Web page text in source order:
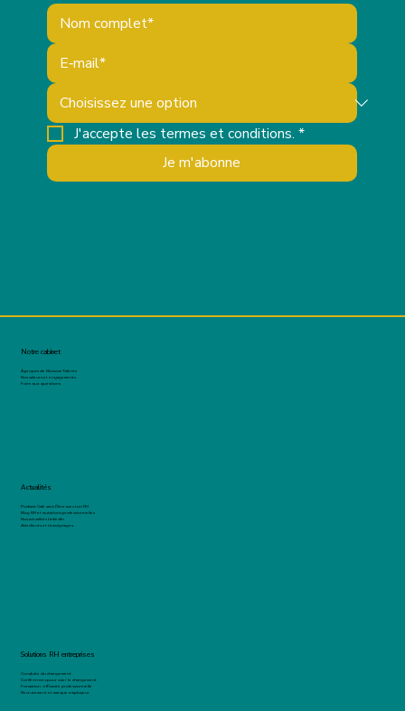
J'accepte les termes et conditions. *
Je m'abonne
Notre cabinet
À propos de Blossom Talents
Nos valeurs et engagements
Foire aux questions
Solutions RH entreprises
Conduite du changement
Conférences pour oser le changement
Formation : efficacité professionnelle
Recrutement et marque employeur
Actualités
Podcast Café sans filtre avec ton RH
Blog RH et mutations professionnelles
Nos actualités LinkedIn
Avis clients et témoignages